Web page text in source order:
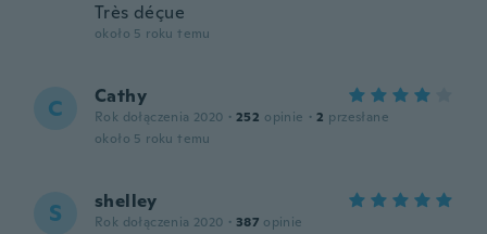
Très déçue
około 5 roku temu
C Cathy
Rok dołączenia 2020 · 252 opinie · 2 przesłane
około 5 roku temu
S shelley
Rok dołączenia 2020 · 387 opinie